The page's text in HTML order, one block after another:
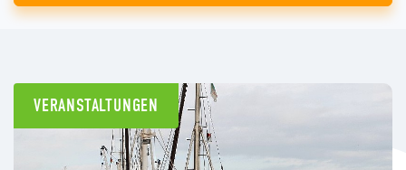
VERANSTALTUNGEN